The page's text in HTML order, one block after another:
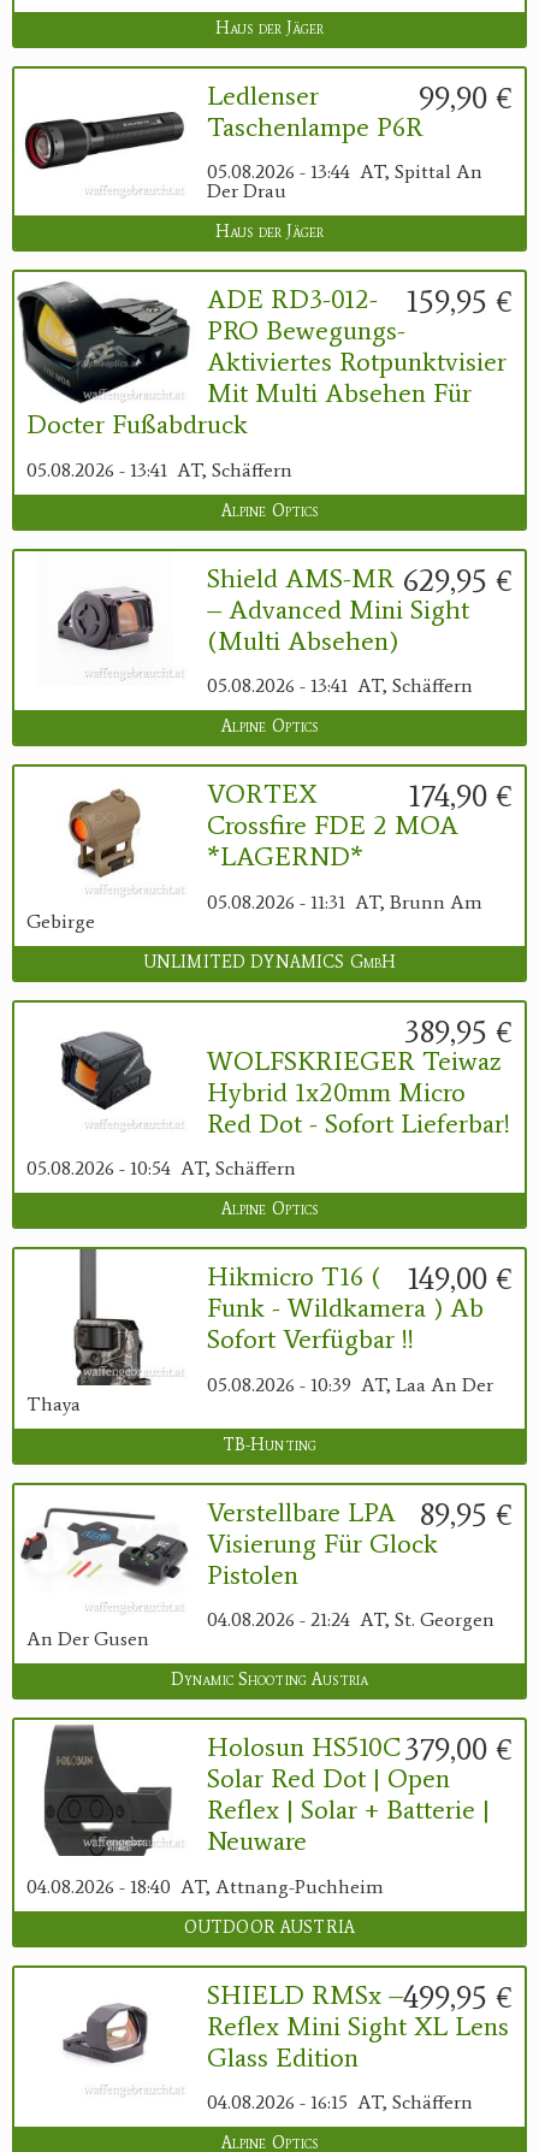
Haus der Jäger
99,90 €
Ledlenser
Taschenlampe P6R
05.08.2026 - 13:44 AT, Spittal An
Der Drau
Haus der Jäger
159,95 €
ADE RD3-012-
PRO Bewegungs-
Aktiviertes Rotpunktvisier
Mit Multi Absehen Für
Docter Fußabdruck
05.08.2026 - 13:41 AT, Schäffern
Alpine Optics
629,95 €
Shield AMS-MR
– Advanced Mini Sight
(Multi Absehen)
05.08.2026 - 13:41 AT, Schäffern
Alpine Optics
174,90 €
VORTEX
Crossfire FDE 2 MOA
*LAGERND*
05.08.2026 - 11:31 AT, Brunn Am
Gebirge
UNLIMITED DYNAMICS GmbH
389,95 €
WOLFSKRIEGER Teiwaz
Hybrid 1x20mm Micro
Red Dot - Sofort Lieferbar!
05.08.2026 - 10:54 AT, Schäffern
Alpine Optics
149,00 €
Hikmicro T16 (
Funk - Wildkamera ) Ab
Sofort Verfügbar !!
05.08.2026 - 10:39 AT, Laa An Der
Thaya
TB-Hunting
89,95 €
Verstellbare LPA
Visierung Für Glock
Pistolen
04.08.2026 - 21:24 AT, St. Georgen
An Der Gusen
Dynamic Shooting Austria
379,00 €
Holosun HS510C
Solar Red Dot | Open
Reflex | Solar + Batterie |
Neuware
04.08.2026 - 18:40 AT, Attnang-Puchheim
OUTDOOR AUSTRIA
499,95 €
SHIELD RMSx –
Reflex Mini Sight XL Lens
Glass Edition
04.08.2026 - 16:15 AT, Schäffern
Alpine Optics